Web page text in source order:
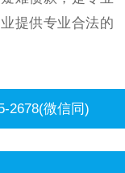
提供专业合法的
2678(微信同)